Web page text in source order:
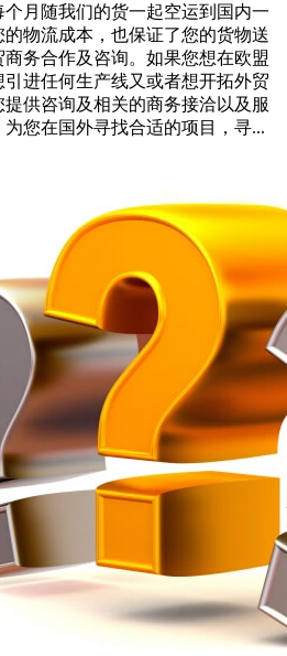
月随我们的货一起空运到国内一
物流成本，也保证了您的货物送
务合作及咨询。如果您想在欧盟
进任何生产线又或者想开拓外贸
供咨询及相关的商务接洽以及服
您在国外寻找合适的项目，寻...